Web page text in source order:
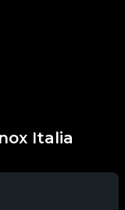
Italia